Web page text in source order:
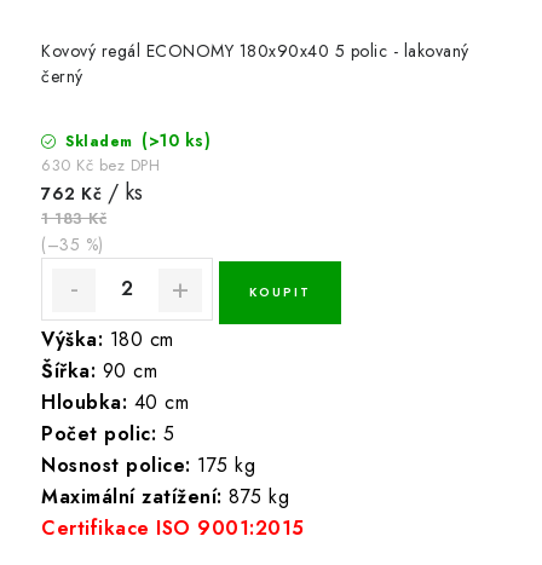
Kovový regál ECONOMY 180x90x40 5 polic - lakovaný
černý
Skladem (>10 ks)
630 Kč bez DPH
762 Kč / ks
1 183 Kč
(–35 %)
Výška: 180 cm
Šířka: 90 cm
Hloubka: 40 cm
Počet polic: 5
Nosnost police: 175 kg
Maximální zatížení: 875 kg
Certifikace ISO 9001:2015